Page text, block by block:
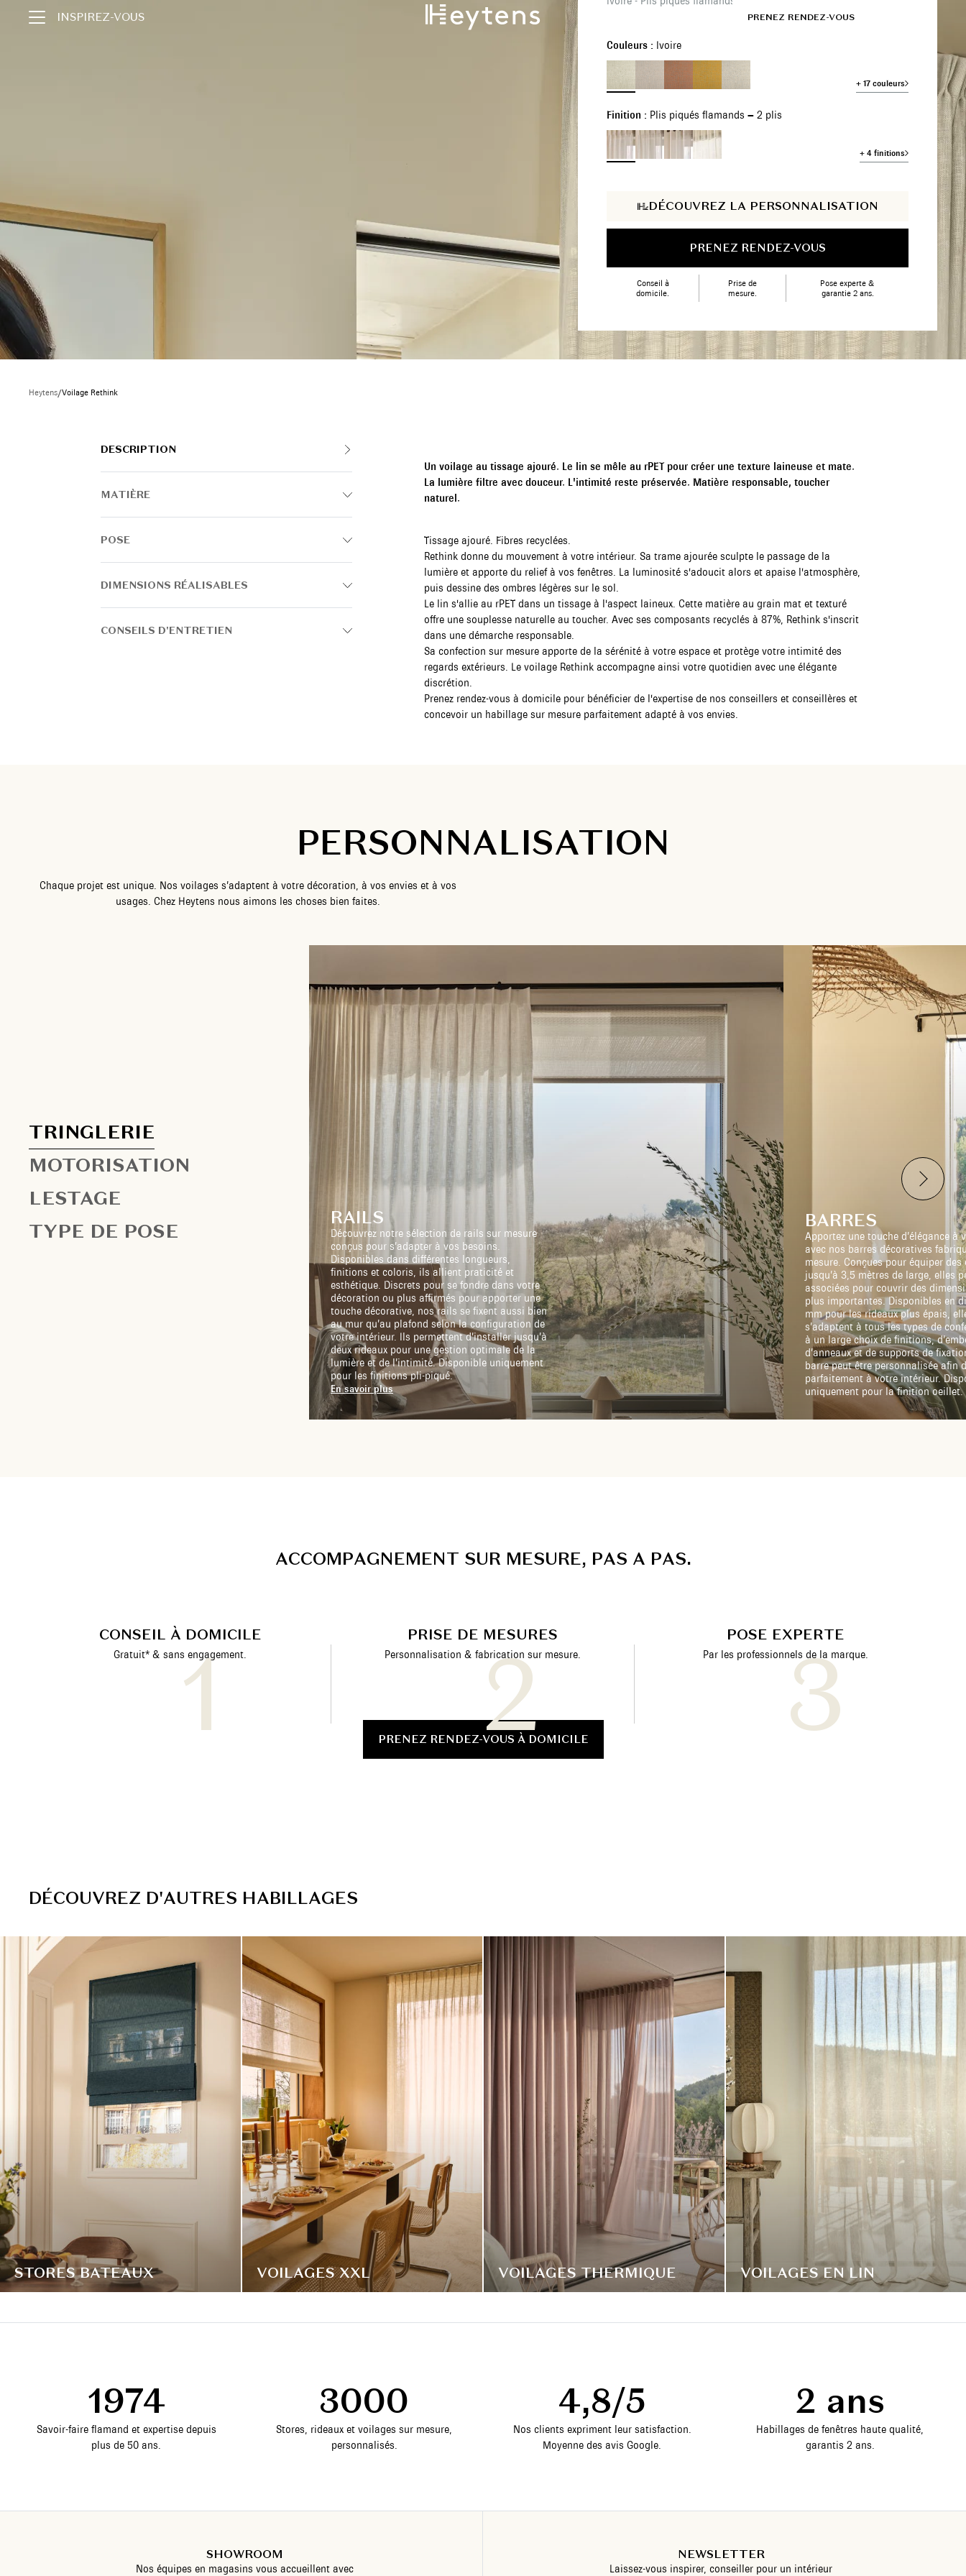
INSPIREZ-VOUS PRENEZ RENDEZ-VOUS
Couleurs : Ivoire
+ 17 couleurs
Finition : Plis piqués flamands – 2 plis
+ 4 finitions
DÉCOUVREZ LA PERSONNALISATION
PRENEZ RENDEZ-VOUS
Conseil à
domicile.
Prise de
mesure.
Pose experte &
garantie 2 ans.
Heytens/Voilage Rethink
DESCRIPTION
MATIÈRE
POSE
DIMENSIONS RÉALISABLES
CONSEILS D'ENTRETIEN
Un voilage au tissage ajouré. Le lin se mêle au rPET pour créer une texture laineuse et mate.
La lumière filtre avec douceur. L'intimité reste préservée. Matière responsable, toucher
naturel.
Tissage ajouré. Fibres recyclées.
Rethink donne du mouvement à votre intérieur. Sa trame ajourée sculpte le passage de la
lumière et apporte du relief à vos fenêtres. La luminosité s'adoucit alors et apaise l'atmosphère,
puis dessine des ombres légères sur le sol.
Le lin s'allie au rPET dans un tissage à l'aspect laineux. Cette matière au grain mat et texturé
offre une souplesse naturelle au toucher. Avec ses composants recyclés à 87%, Rethink s'inscrit
dans une démarche responsable.
Sa confection sur mesure apporte de la sérénité à votre espace et protège votre intimité des
regards extérieurs. Le voilage Rethink accompagne ainsi votre quotidien avec une élégante
discrétion.
Prenez rendez-vous à domicile pour bénéficier de l'expertise de nos conseillers et conseillères et
concevoir un habillage sur mesure parfaitement adapté à vos envies.
PERSONNALISATION
Chaque projet est unique. Nos voilages s’adaptent à votre décoration, à vos envies et à vos
usages. Chez Heytens nous aimons les choses bien faites.
TRINGLERIE
MOTORISATION
LESTAGE
TYPE DE POSE
RAILS
Découvrez notre sélection de rails sur mesure
conçus pour s’adapter à vos besoins.
Disponibles dans différentes longueurs,
finitions et coloris, ils allient praticité et
esthétique. Discrets pour se fondre dans votre
décoration ou plus affirmés pour apporter une
touche décorative, nos rails se fixent aussi bien
au mur qu’au plafond selon la configuration de
votre intérieur. Ils permettent d’installer jusqu’à
deux rideaux pour une gestion optimale de la
lumière et de l’intimité. Disponible uniquement
pour les finitions pli-piqué.
En savoir plus
BARRES
Apportez une touche d’élégance à
avec nos barres décoratives
mesure. Conçues pour équiper des
jusqu’à 3,5 mètres de large, elles
associées pour couvrir des
plus importantes. Disponibles en
mm pour les rideaux plus épais,
s’adaptent à tous les types de
à un large choix de finitions,
d’anneaux et de supports de
barre peut être personnalisée afin
parfaitement à votre intérieur.
uniquement pour la finition oeillet.
ACCOMPAGNEMENT SUR MESURE, PAS A PAS.
CONSEIL À DOMICILE
Gratuit* & sans engagement.
PRISE DE MESURES
Personnalisation & fabrication sur mesure.
POSE EXPERTE
Par les professionnels de la marque.
PRENEZ RENDEZ-VOUS À DOMICILE
DÉCOUVREZ D'AUTRES HABILLAGES
STORES BATEAUX VOILAGES XXL VOILAGES THERMIQUE VOILAGES EN LIN
1974
Savoir-faire flamand et expertise depuis
plus de 50 ans.
3000
Stores, rideaux et voilages sur mesure,
personnalisés.
4,8/5
Nos clients expriment leur satisfaction.
Moyenne des avis Google.
2 ans
Habillages de fenêtres haute qualité,
garantis 2 ans.
SHOWROOM
Nos équipes en magasins vous accueillent avec
NEWSLETTER
Laissez-vous inspirer, conseiller pour un intérieur